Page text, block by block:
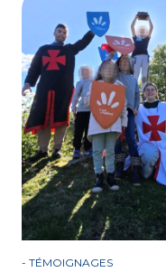
- TÉMOIGNAGES